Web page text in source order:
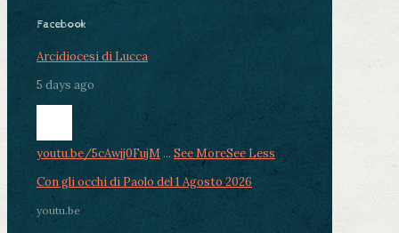
Facebook
Arcidiocesi di Lucca
5 days ago
youtu.be/5cAwjj0FujM ... See MoreSee Less
Con gli occhi di Paolo del 1 Agosto 2026
youtu.be